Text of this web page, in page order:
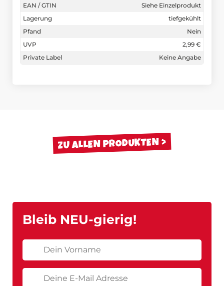
EAN / GTIN
Siehe Einzelprodukt
Lagerung
tiefgekühlt
Pfand
Nein
UVP
2,99 €
Private Label
Keine Angabe
ZU ALLEN PRODUKTEN
Bleib NEU-gierig!